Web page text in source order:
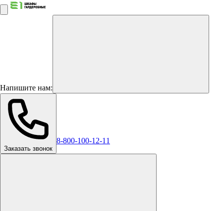
Напишите нам:
Заказать звонок
8-800-100-12-11